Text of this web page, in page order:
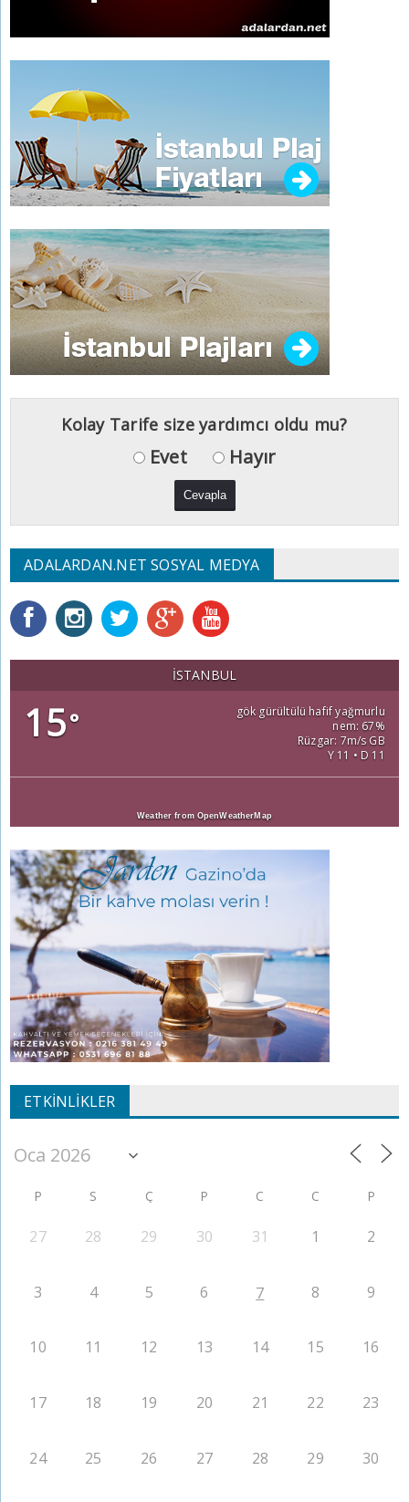
Kolay Tarife size yardımcı oldu mu?
Evet Hayır
ADALARDAN.NET SOSYAL MEDYA
İSTANBUL
15°
gök gürültülü hafif yağmurlu
nem: 67%
Rüzgar: 7m/s GB
Y 11 • D 11
Weather from OpenWeatherMap
ETKINLIKLER
P S Ç P C C P
27 28 29 30 31 1 2
3 4 5 6 7 8 9
10 11 12 13 14 15 16
17 18 19 20 21 22 23
24 25 26 27 28 29 30